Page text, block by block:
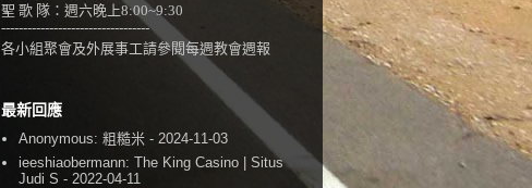
聖 歌 隊： 週六晚上8:00~9:30
----------------------------------
各小組聚會及外展事工請參閱每週教會週報
最新回應
Anonymous:粗糙米 - 2024-11-03
ieeshiaobermann:The King Casino | Situs
Judi S - 2022-04-11